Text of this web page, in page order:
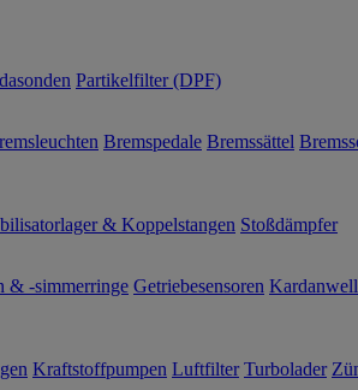
Partikelfilter (DPF)
Bremspedale Bremssättel
& Koppelstangen Stoßdämpfer
& -simmerringe Getriebesensoren
Kraftstoffpumpen Luftfilter Turbolader